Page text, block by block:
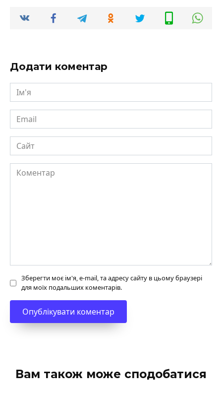
Додати коментар
Ім'я
Email
Сайт
Коментар
Зберегти моє ім'я, e-mail, та адресу сайту в цьому браузері
для моїх подальших коментарів.
Вам також може сподобатися